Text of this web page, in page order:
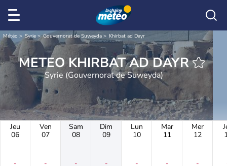
Météo Syrie Gouvernorat de Suweyda Khirbat ad Dayr
METEO KHIRBAT AD DAYR
Syrie (Gouvernorat de Suweyda)
Jeu
06
-
Ven
07
-
Sam
08
-
Dim
09
-
Lun
10
-
Mar
11
-
Mer
12
-